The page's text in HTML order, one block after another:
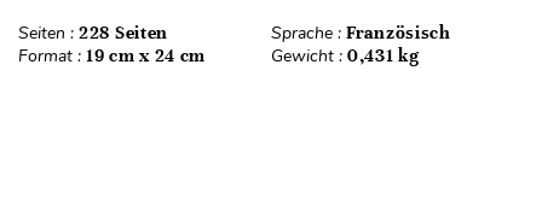
Seiten : 228 Seiten Sprache : Französisch
Format : 19 cm x 24 cm Gewicht : 0,431 kg